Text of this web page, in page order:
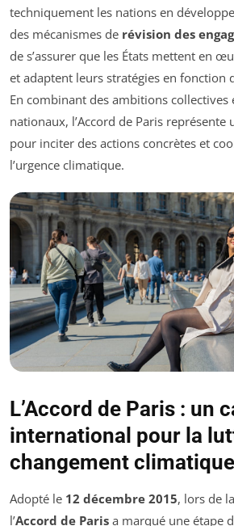
techniquement les nations en
des mécanismes de révision des
de s’assurer que les États mettent en
et adaptent leurs stratégies en fonction
En combinant des ambitions collectives
nationaux, l’Accord de Paris représente
pour inciter des actions concrètes et
l’urgence climatique.
L’Accord de Paris : un
international pour la
changement climatique
Adopté le 12 décembre 2015, lors de
l’Accord de Paris a marqué une étape